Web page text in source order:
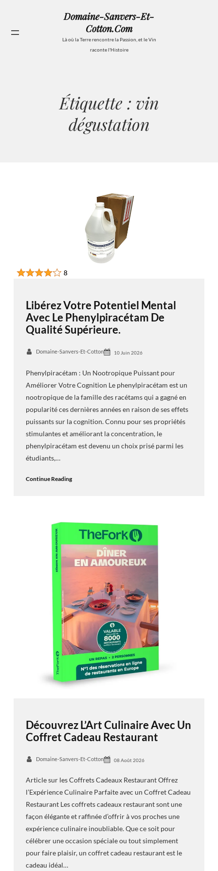
contenu
Domaine-Sanvers-Et-
Cotton.com
Là où la Terre rencontre la Passion, et le Vin
raconte l'Histoire
Étiquette : vin
dégustation
Libérez Votre Potentiel Mental
Avec Le Phenylpiracétam De
Qualité Supérieure.
Domaine-Sanvers-Et-Cotton 10 Juin 2026
Phenylpiracétam : Un Nootropique Puissant pour
Améliorer Votre Cognition Le phenylpiracétam est un
nootropique de la famille des racétams qui a gagné en
popularité ces dernières années en raison de ses effets
puissants sur la cognition. Connu pour ses propriétés
stimulantes et améliorant la concentration, le
phenylpiracétam est devenu un choix prisé parmi les
étudiants,…
Continue Reading
Découvrez L’Art Culinaire Avec Un
Coffret Cadeau Restaurant
Domaine-Sanvers-Et-Cotton 08 Août 2026
Article sur les Coffrets Cadeaux Restaurant Offrez
l’Expérience Culinaire Parfaite avec un Coffret Cadeau
Restaurant Les coffrets cadeaux restaurant sont une
façon élégante et raffinée d’offrir à vos proches une
expérience culinaire inoubliable. Que ce soit pour
célébrer une occasion spéciale ou tout simplement
pour faire plaisir, un coffret cadeau restaurant est le
cadeau idéal…